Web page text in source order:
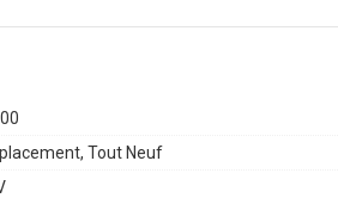
Tout Neuf